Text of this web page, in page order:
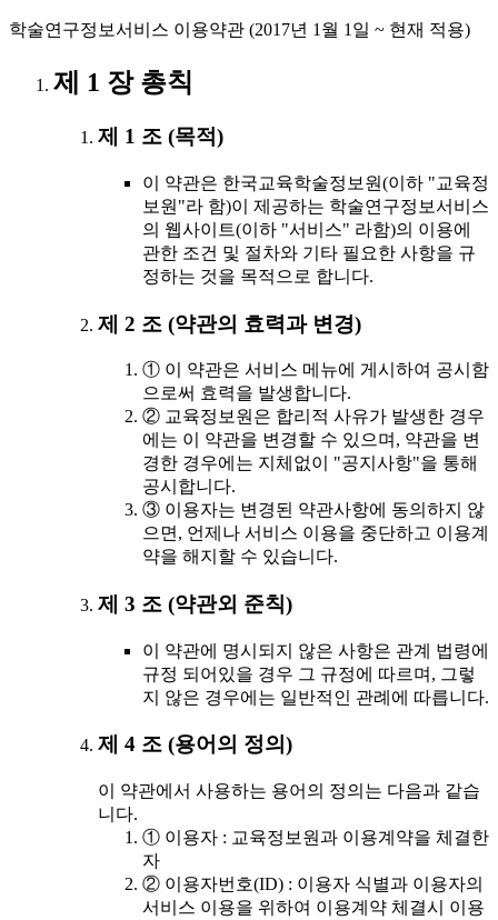
학술연구정보서비스 이용약관 (2017년 1월 1일 ~ 현재 적용)
제 1 장 총칙
제 1 조 (목적)
이 약관은 한국교육학술정보원(이하 "교육정
보원"라 함)이 제공하는 학술연구정보서비스
의 웹사이트(이하 "서비스" 라함)의 이용에
관한 조건 및 절차와 기타 필요한 사항을 규
정하는 것을 목적으로 합니다.
제 2 조 (약관의 효력과 변경)
① 이 약관은 서비스 메뉴에 게시하여 공시함
으로써 효력을 발생합니다.
② 교육정보원은 합리적 사유가 발생한 경우
에는 이 약관을 변경할 수 있으며, 약관을 변
경한 경우에는 지체없이 "공지사항"을 통해
공시합니다.
③ 이용자는 변경된 약관사항에 동의하지 않
으면, 언제나 서비스 이용을 중단하고 이용계
약을 해지할 수 있습니다.
제 3 조 (약관외 준칙)
이 약관에 명시되지 않은 사항은 관계 법령에
규정 되어있을 경우 그 규정에 따르며, 그렇
지 않은 경우에는 일반적인 관례에 따릅니다.
제 4 조 (용어의 정의)
이 약관에서 사용하는 용어의 정의는 다음과 같습
니다.
① 이용자 : 교육정보원과 이용계약을 체결한
자
② 이용자번호(ID) : 이용자 식별과 이용자의
서비스 이용을 위하여 이용계약 체결시 이용